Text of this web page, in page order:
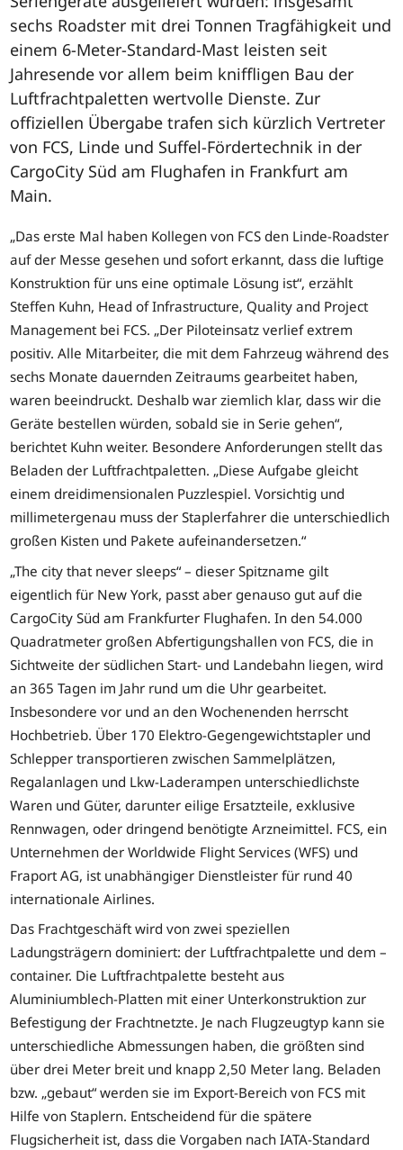
sechs Roadster mit drei Tonnen Tragfähigkeit und
einem 6-Meter-Standard-Mast leisten seit
Jahresende vor allem beim kniffligen Bau der
Luftfrachtpaletten wertvolle Dienste. Zur
offiziellen Übergabe trafen sich kürzlich Vertreter
von FCS, Linde und Suffel-Fördertechnik in der
CargoCity Süd am Flughafen in Frankfurt am
Main.
„Das erste Mal haben Kollegen von FCS den Linde-Roadster
auf der Messe gesehen und sofort erkannt, dass die luftige
Konstruktion für uns eine optimale Lösung ist“, erzählt
Steffen Kuhn, Head of Infrastructure, Quality and Project
Management bei FCS. „Der Piloteinsatz verlief extrem
positiv. Alle Mitarbeiter, die mit dem Fahrzeug während des
sechs Monate dauernden Zeitraums gearbeitet haben,
waren beeindruckt. Deshalb war ziemlich klar, dass wir die
Geräte bestellen würden, sobald sie in Serie gehen“,
berichtet Kuhn weiter. Besondere Anforderungen stellt das
Beladen der Luftfrachtpaletten. „Diese Aufgabe gleicht
einem dreidimensionalen Puzzlespiel. Vorsichtig und
millimetergenau muss der Staplerfahrer die unterschiedlich
großen Kisten und Pakete aufeinandersetzen.“
„The city that never sleeps“ – dieser Spitzname gilt
eigentlich für New York, passt aber genauso gut auf die
CargoCity Süd am Frankfurter Flughafen. In den 54.000
Quadratmeter großen Abfertigungshallen von FCS, die in
Sichtweite der südlichen Start- und Landebahn liegen, wird
an 365 Tagen im Jahr rund um die Uhr gearbeitet.
Insbesondere vor und an den Wochenenden herrscht
Hochbetrieb. Über 170 Elektro-Gegengewichtstapler und
Schlepper transportieren zwischen Sammelplätzen,
Regalanlagen und Lkw-Laderampen unterschiedlichste
Waren und Güter, darunter eilige Ersatzteile, exklusive
Rennwagen, oder dringend benötigte Arzneimittel. FCS, ein
Unternehmen der Worldwide Flight Services (WFS) und
Fraport AG, ist unabhängiger Dienstleister für rund 40
internationale Airlines.
Das Frachtgeschäft wird von zwei speziellen
Ladungsträgern dominiert: der Luftfrachtpalette und dem –
container. Die Luftfrachtpalette besteht aus
Aluminiumblech-Platten mit einer Unterkonstruktion zur
Befestigung der Frachtnetzte. Je nach Flugzeugtyp kann sie
unterschiedliche Abmessungen haben, die größten sind
über drei Meter breit und knapp 2,50 Meter lang. Beladen
bzw. „gebaut“ werden sie im Export-Bereich von FCS mit
Hilfe von Staplern. Entscheidend für die spätere
Flugsicherheit ist, dass die Vorgaben nach IATA-Standard